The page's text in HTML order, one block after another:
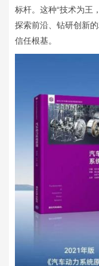
标杆。这种“技术为王
探索前沿、钻研创新
信任根基。